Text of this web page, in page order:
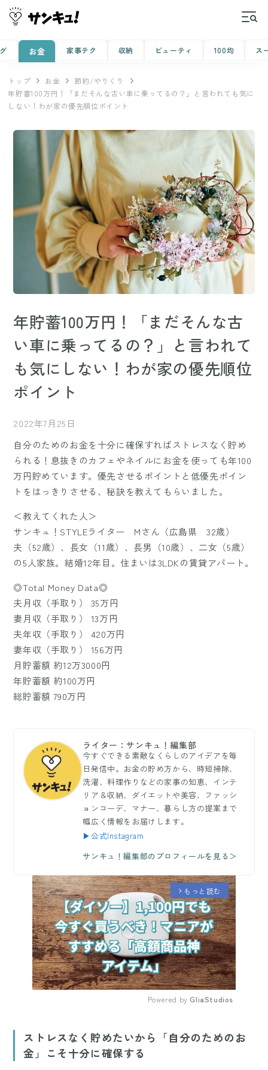
お金 家事テク 収納 ビューティ 100均 ス
トップ お金
節約/やりくり
年貯蓄100万円！「まだそんな古い車に乗ってるの？」と言われても気に
しない！わが家の優先順位ポイント
年貯蓄100万円！「まだそんな古
い車に乗ってるの？」と言われて
も気にしない！わが家の優先順位
ポイント
2022年7月25日
自分のためのお金を十分に確保すればストレスなく貯め
られる！息抜きのカフェやネイルにお金を使っても年100
万円貯めています。優先させるポイントと低優先ポイン
トをはっきりさせる、秘訣を教えてもらいました。
＜教えてくれた人＞
サンキュ！STYLEライター Mさん（広島県 32歳）
夫（52歳）、長女（11歳）、長男（10歳）、二女（5歳）
の5人家族。結婚12年目。住まいは3LDKの賃貸アパート。
◎Total Money Data◎
夫月収（手取り） 35万円
妻月収（手取り） 13万円
夫年収（手取り） 420万円
妻年収（手取り） 156万円
月貯蓄額 約12万3000円
年貯蓄額 約100万円
総貯蓄額 790万円
ライター：サンキュ！編集部
今すぐできる素敵なくらしのアイデアを毎
日発信中。お金の貯め方から、時短掃除、
洗濯、料理作りなどの家事の知恵、インテ
リア＆収納、ダイエットや美容、ファッシ
ョンコーデ、マナー、暮らし方の提案まで
幅広く情報をお届けします。
▶公式Instagram
サンキュ！編集部のプロフィールを見る＞
arrow_forward_ios もっと読む
Powered by GliaStudios
ストレスなく貯めたいから「自分のためのお
金」こそ十分に確保する